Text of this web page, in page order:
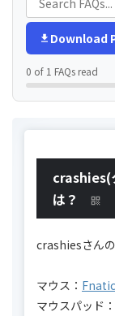
Download
0 of 1 FAQs read
crashies(
は？
crashiesさん
マウス：
マウスパッド：